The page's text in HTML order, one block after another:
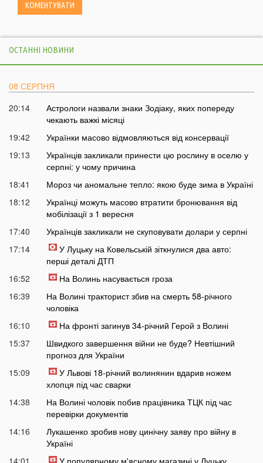
ОСТАННІ НОВИНИ
08 СЕРПНЯ
20:14
Астрологи назвали знаки Зодіаку, яких попереду
чекають важкі місяці
19:42
Українки масово відмовляються від консервації
19:13
Українців закликали принести цю рослину в оселю у
серпні: у чому причина
18:41
Мороз чи аномальне тепло: якою буде зима в Україні
18:12
Українці можуть масово втратити бронювання від
мобілізації з 1 вересня
17:40
Українців закликали не скуповувати долари у серпні
17:14
У Луцьку на Ковельській зіткнулися два авто:
перші деталі ДТП
16:52
На Волинь насувається гроза
16:39
На Волині тракторист збив на смерть 58-річного
чоловіка
16:10
На фронті загинув 34-річний Герой з Волині
15:37
Швидкого завершення війни не буде? Невтішний
прогноз для України
15:09
У Львові 18-річний волинянин вдарив ножем
хлопця під час сварки
14:38
На Волині чоловік побив працівника ТЦК під час
перевірки документів
14:16
Лукашенко зробив нову цинічну заяву про війну в
Україні